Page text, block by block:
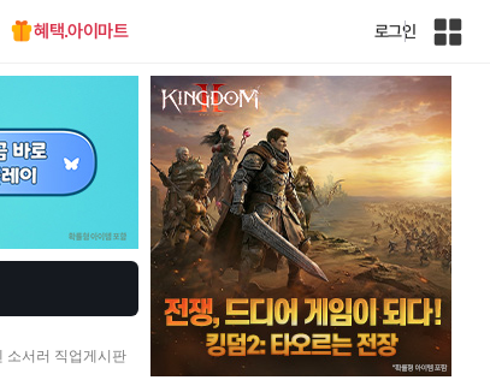
혜택.아이마트 로그인
인
사
이
트
맵
소서러 직업게시판